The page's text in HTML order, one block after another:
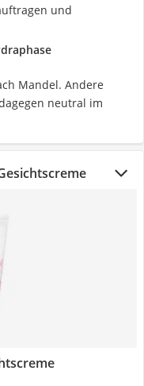
und
Mandel. Andere
neutral im